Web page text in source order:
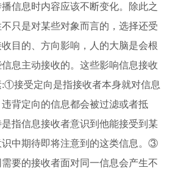
信息时内容应该不断变化。
除此之
只是对某些对象而言的，选择还受
目的、方向影响，人的大脑是会根
息主动接收的。这些影响信息接收
①接受定向是指接收者本身就对信息
背定向的信息都会被过滤或者抵
指信息接收者意识到他能接受到某
中期待即将注意到的这类信息。③
要的接收者面对同一信息会产生不